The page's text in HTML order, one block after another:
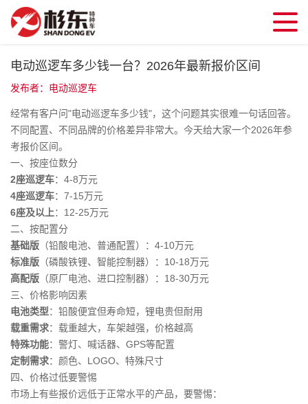
电动巡逻车多少钱一台？2026年最新报价区间
发布者：电动巡逻车
经常有客户问"电动巡逻车多少钱"，这个问题其实很难一句话回答。
不同配置、不同品牌的价格差异非常大。今天给大家一个2026年参
考报价区间。
一、按座位数分
2座巡逻车：4-8万元
4座巡逻车：7-15万元
6座及以上：12-25万元
二、按配置分
基础版 （铅酸电池、普通配置）：4-10万元
标准版 （磷酸铁锂、智能控制器）：10-18万元
高配版 （原厂电池、进口控制器）：18-30万元
三、价格影响因素
电池类型：铅酸便宜但寿命短，锂电贵但耐用
载重需求：载重越大，车架越强，价格越高
特殊功能：警灯、喊话器、GPS等配置
定制需求：颜色、LOGO、特殊尺寸
四、价格过低要警惕
市场上有些报价远低于正常水平的产品，要警惕：